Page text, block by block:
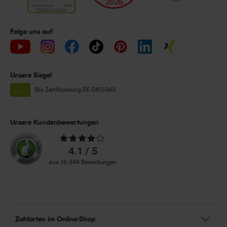
Folge uns auf
Unsere Siegel
Bio Zertifizierung DE-ÖKO-060
Unsere Kundenbewertungen
Durchschnittliche
Bewertungen4.1 / 5
aus 36.044 Bewertungen
Zahlarten im Online-Shop